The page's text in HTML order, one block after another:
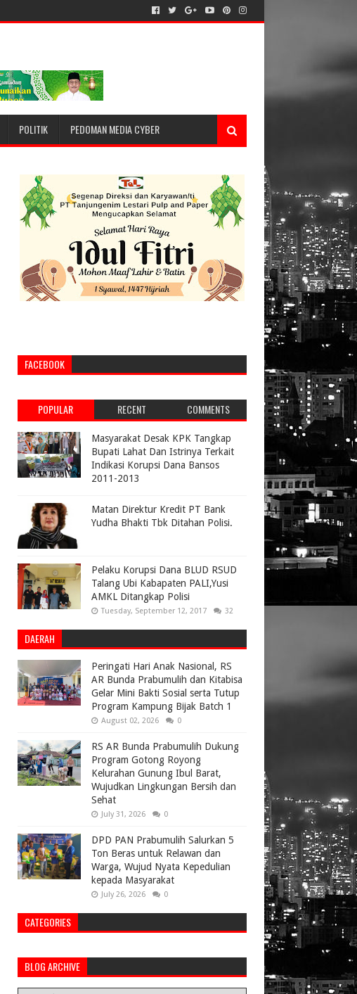
POLITIK PEDOMAN MEDIA CYBER
FACEBOOK
POPULAR RECENT COMMENTS
Masyarakat Desak KPK Tangkap
Bupati Lahat Dan Istrinya Terkait
Indikasi Korupsi Dana Bansos
2011-2013
Matan Direktur Kredit PT Bank
Yudha Bhakti Tbk Ditahan Polisi.
Pelaku Korupsi Dana BLUD RSUD
Talang Ubi Kabapaten PALI,Yusi
AMKL Ditangkap Polisi
Tuesday, September 12, 2017 32
DAERAH
Peringati Hari Anak Nasional, RS
AR Bunda Prabumulih dan Kitabisa
Gelar Mini Bakti Sosial serta Tutup
Program Kampung Bijak Batch 1
August 02, 2026 0
RS AR Bunda Prabumulih Dukung
Program Gotong Royong
Kelurahan Gunung Ibul Barat,
Wujudkan Lingkungan Bersih dan
Sehat
July 31, 2026 0
DPD PAN Prabumulih Salurkan 5
Ton Beras untuk Relawan dan
Warga, Wujud Nyata Kepedulian
kepada Masyarakat
July 26, 2026 0
CATEGORIES
BLOG ARCHIVE